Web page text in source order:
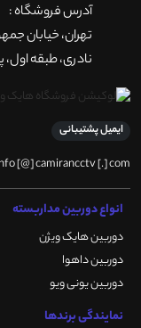
آدرس فروشگاه :
تهران، خيابان
نادری، طبقه اول، پلاک 1
ایمیل پشتیبانی
[@] camirancctv [.] com
انواع دوربین مداربسته
دوربین هایک ویژن
دوربین داهوا
دوربین یونی ویو
نمایندگی برندها